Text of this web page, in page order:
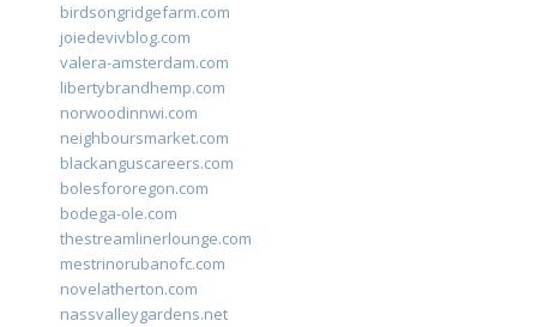
birdsongridgefarm.com
joiedevivblog.com
valera-amsterdam.com
libertybrandhemp.com
norwoodinnwi.com
neighboursmarket.com
blackanguscareers.com
bolesfororegon.com
bodega-ole.com
thestreamlinerlounge.com
mestrinorubanofc.com
novelatherton.com
nassvalleygardens.net